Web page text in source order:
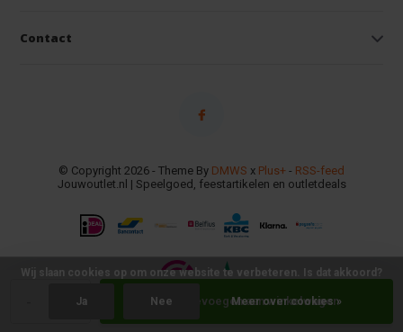
+ Toevoegen aan winkelwagen
Contact
© Copyright 2026 - Theme By DMWS x Plus+ - RSS-feed
Jouwoutlet.nl | Speelgoed, feestartikelen en outletdeals
Wij slaan cookies op om onze website te verbeteren. Is dat akkoord?
Ja Nee Meer over cookies »